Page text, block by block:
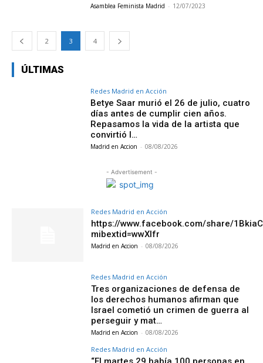
Asamblea Feminista Madrid - 12/07/2023
2 3 4
ÚLTIMAS
Redes Madrid en Acción
Betye Saar murió el 26 de julio, cuatro
días antes de cumplir cien años.
Repasamos la vida de la artista que
convirtió l…
Madrid en Accion - 08/08/2026
- Advertisement -
Redes Madrid en Acción
https://www.facebook.com/share/
mibextid=wwXIfr
Madrid en Accion - 08/08/2026
Redes Madrid en Acción
Tres organizaciones de defensa de
los derechos humanos afirman que
Israel cometió un crimen de guerra al
perseguir y mat…
Madrid en Accion - 08/08/2026
Redes Madrid en Acción